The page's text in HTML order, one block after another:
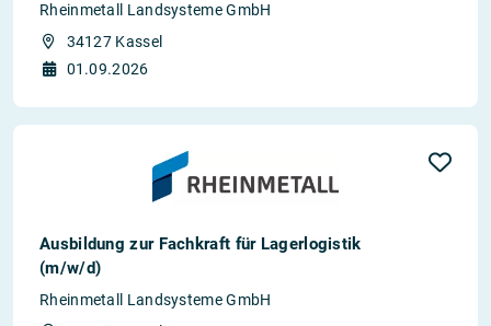
Rheinmetall Landsysteme GmbH
34127 Kassel
01.09.2026
Ausbildung zur Fachkraft für Lagerlogistik
(m/w/d)
Rheinmetall Landsysteme GmbH